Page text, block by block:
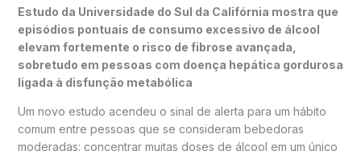
Estudo da Universidade do Sul da Califórnia mostra que
episódios pontuais de consumo excessivo de álcool
elevam fortemente o risco de fibrose avançada,
sobretudo em pessoas com doença hepática gordurosa
ligada à disfunção metabólica
Um novo estudo acendeu o sinal de alerta para um hábito
comum entre pessoas que se consideram bebedoras
moderadas: concentrar muitas doses de álcool em um único